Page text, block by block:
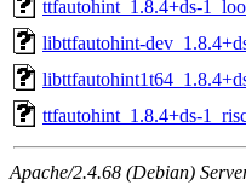
ttfautohint_1.8.4+ds-
libttfautohint-
ttfautohint_1.8.4+ds-
Apache/2.4.68 (Debian)